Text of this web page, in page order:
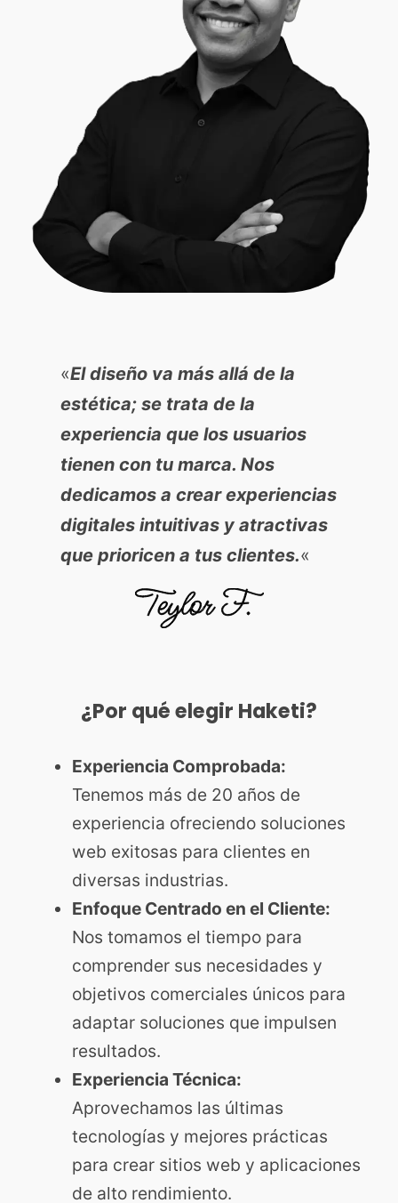
«El diseño va más allá de la
estética; se trata de la
experiencia que los usuarios
tienen con tu marca. Nos
dedicamos a crear experiencias
digitales intuitivas y atractivas
que prioricen a tus clientes.«
¿Por qué elegir Haketi?
Experiencia Comprobada:
Tenemos más de 20 años de
experiencia ofreciendo soluciones
web exitosas para clientes en
diversas industrias.
Enfoque Centrado en el Cliente:
Nos tomamos el tiempo para
comprender sus necesidades y
objetivos comerciales únicos para
adaptar soluciones que impulsen
resultados.
Experiencia Técnica:
Aprovechamos las últimas
tecnologías y mejores prácticas
para crear sitios web y aplicaciones
de alto rendimiento.